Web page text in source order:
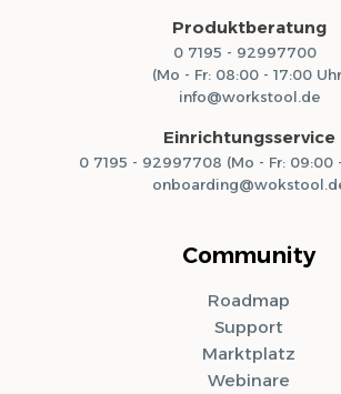
Produktberatung
0 7195 - 92997700
(Mo - Fr: 08:00 - 17:00
info@workstool.de
Einrichtungsservice
0 7195 - 92997708 (Mo - Fr: 09:00
Community
Roadmap
Support
Marktplatz
Webinare